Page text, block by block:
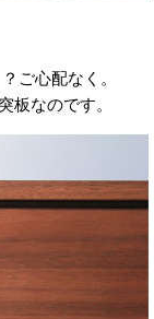
ご心配なく。
板なのです。